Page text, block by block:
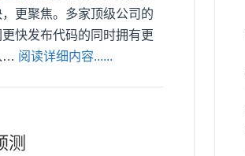
更聚焦。多家顶级公司的
快发布代码的同时拥有更
… 阅读详细内容......
测